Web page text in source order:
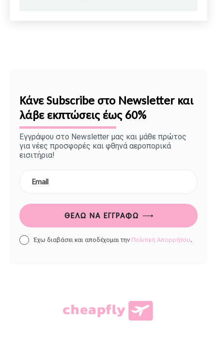
Κάνε Subscribe στο Newsletter και
λάβε εκπτώσεις έως 60%
Εγγράψου στο Newsletter μας και μάθε πρώτος
για νέες προσφορές και φθηνά αεροπορικά
εισιτήρια!
ΘΈΛΩ ΝΑ ΕΓΓΡΑΦΏ
Έχω διαβάσει και αποδέχομαι την Πολιτική Απορρήτου.